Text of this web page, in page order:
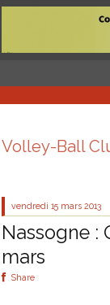
Volley-Ball
vendredi 15 mars 2013
Nassogne :
mars
Share